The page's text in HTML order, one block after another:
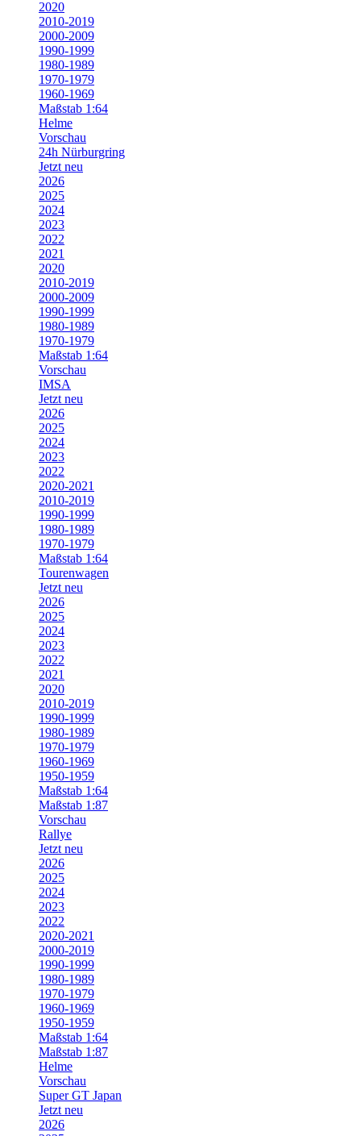
2020
2010-2019
2000-2009
1990-1999
1980-1989
1970-1979
1960-1969
Maßstab 1:64
Helme
Vorschau
24h Nürburgring
Jetzt neu
2026
2025
2024
2023
2022
2021
2020
2010-2019
2000-2009
1990-1999
1980-1989
1970-1979
Maßstab 1:64
Vorschau
IMSA
Jetzt neu
2026
2025
2024
2023
2022
2020-2021
2010-2019
1990-1999
1980-1989
1970-1979
Maßstab 1:64
Tourenwagen
Jetzt neu
2026
2025
2024
2023
2022
2021
2020
2010-2019
1990-1999
1980-1989
1970-1979
1960-1969
1950-1959
Maßstab 1:64
Maßstab 1:87
Vorschau
Rallye
Jetzt neu
2026
2025
2024
2023
2022
2020-2021
2000-2019
1990-1999
1980-1989
1970-1979
1960-1969
1950-1959
Maßstab 1:64
Maßstab 1:87
Helme
Vorschau
Super GT Japan
Jetzt neu
2026